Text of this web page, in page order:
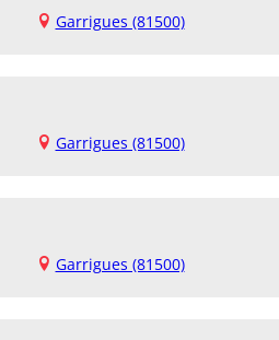
Garrigues (81500)
Garrigues (81500)
Garrigues (81500)